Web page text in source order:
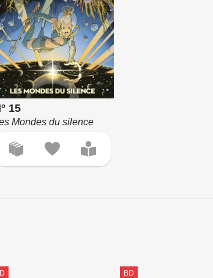
15
Mondes du silence
BD